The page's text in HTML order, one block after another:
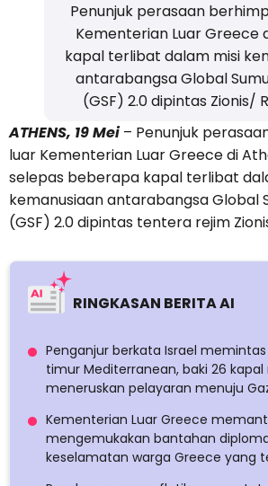
Penunjuk perasaan
Kementerian Luar Greece
kapal terlibat dalam misi
antarabangsa Global
(GSF) 2.0 dipintas Zionis/
ATHENS, 19 Mei– Penunjuk
luar Kementerian Luar Greece di
selepas beberapa kapal terlibat
kemanusiaan antarabangsa Global
(GSF) 2.0 dipintas tentera rejim
RINGKASAN BERITA AI
Penganjur berkata Israel
timur Mediterranean, baki 26 kapal
meneruskan pelayaran menuju
Kementerian Luar Greece
mengemukakan bantahan
keselamatan warga Greece yang